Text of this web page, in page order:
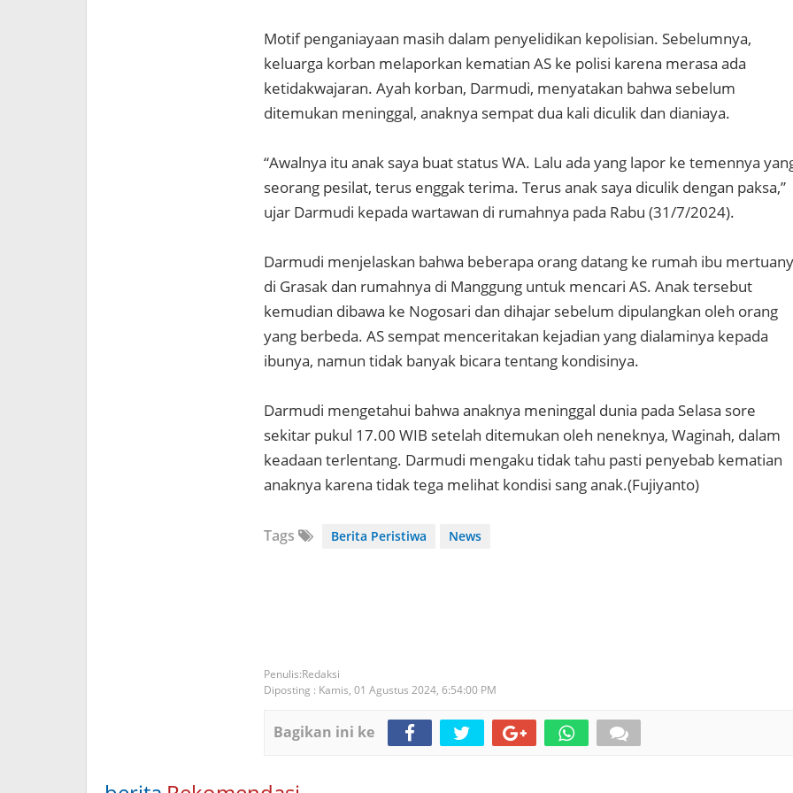
Motif penganiayaan masih dalam penyelidikan kepolisian. Sebelumnya,
keluarga korban melaporkan kematian AS ke polisi karena merasa ada
ketidakwajaran. Ayah korban, Darmudi, menyatakan bahwa sebelum
ditemukan meninggal, anaknya sempat dua kali diculik dan dianiaya.
“Awalnya itu anak saya buat status WA. Lalu ada yang lapor ke temennya
seorang pesilat, terus enggak terima. Terus anak saya diculik dengan paksa,”
ujar Darmudi kepada wartawan di rumahnya pada Rabu (31/7/2024).
Darmudi menjelaskan bahwa beberapa orang datang ke rumah ibu
di Grasak dan rumahnya di Manggung untuk mencari AS. Anak tersebut
kemudian dibawa ke Nogosari dan dihajar sebelum dipulangkan oleh orang
yang berbeda. AS sempat menceritakan kejadian yang dialaminya kepada
ibunya, namun tidak banyak bicara tentang kondisinya.
Darmudi mengetahui bahwa anaknya meninggal dunia pada Selasa sore
sekitar pukul 17.00 WIB setelah ditemukan oleh neneknya, Waginah, dalam
keadaan terlentang. Darmudi mengaku tidak tahu pasti penyebab kematian
anaknya karena tidak tega melihat kondisi sang anak.(Fujiyanto)
Tags Berita Peristiwa News
Redaksi
Diposting : Kamis, 01 Agustus 2024, 6:54:00 PM
Bagikan ini ke